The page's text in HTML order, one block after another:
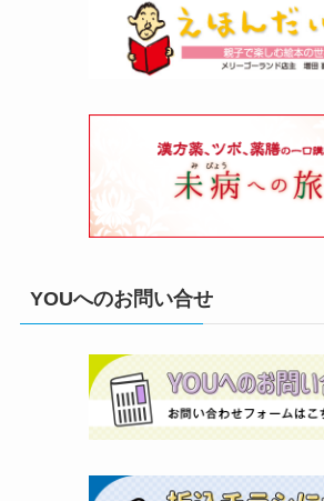
YOUへのお問い合せ